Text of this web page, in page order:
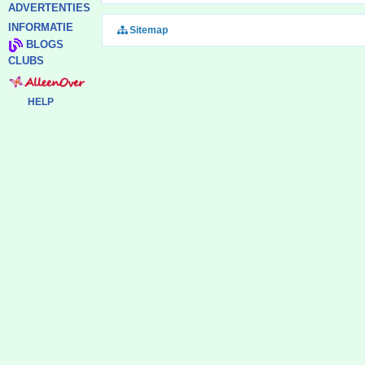
ADVERTENTIES
INFORMATIE
BLOGS
CLUBS
HELP
Sitemap